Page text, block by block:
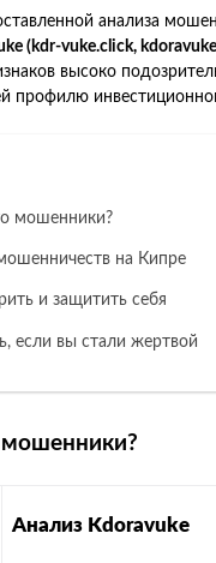
анализа
(kdr-vuke.click,
высоко
профилю
мошенники?
на Кипре
и защитить себя
если вы стали жертвой
Анализ Kdoravuke